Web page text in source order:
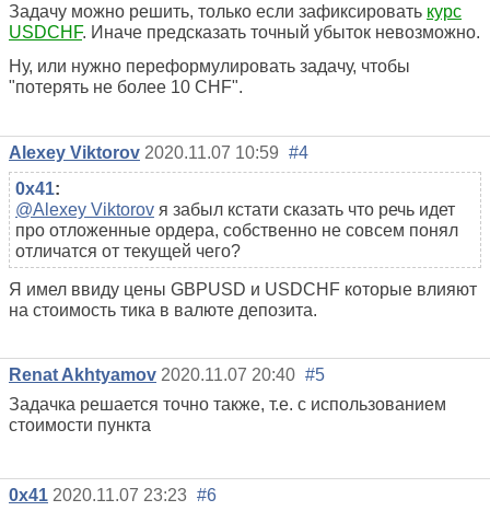
Задачу можно решить, только если зафиксировать курс
USDCHF. Иначе предсказать точный убыток невозможно.
Ну, или нужно переформулировать задачу, чтобы
"потерять не более 10 CHF".
Alexey Viktorov 2020.11.07 10:59 #4
0x41:
@Alexey Viktorov я забыл кстати сказать что речь идет
про отложенные ордера, собственно не совсем понял
отличатся от текущей чего?
Я имел ввиду цены GBPUSD и USDCHF которые влияют
на стоимость тика в валюте депозита.
Renat Akhtyamov 2020.11.07 20:40 #5
Задачка решается точно также, т.е. с использованием
стоимости пункта
0x41 2020.11.07 23:23 #6